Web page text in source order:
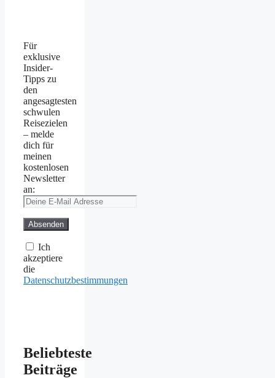
Für
exklusive
Insider-
Tipps zu
den
angesagtesten
schwulen
Reisezielen
– melde
dich für
meinen
kostenlosen
Newsletter
an:
Ich
akzeptiere
die
Datenschutzbestimmungen
Beliebteste
Beiträge